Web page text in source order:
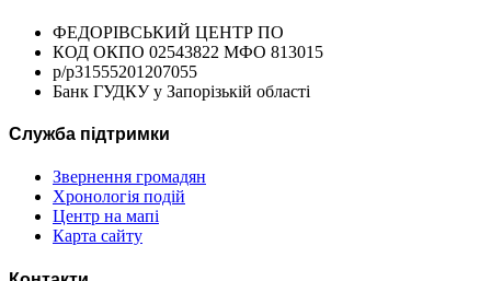
ФЕДОРІВСЬКИЙ ЦЕНТР ПО
КОД ОКПО 02543822 МФО 813015
р/р31555201207055
Банк ГУДКУ у Запорізькій області
Служба підтримки
Звернення громадян
Хронологія подій
Центр на мапі
Карта сайту